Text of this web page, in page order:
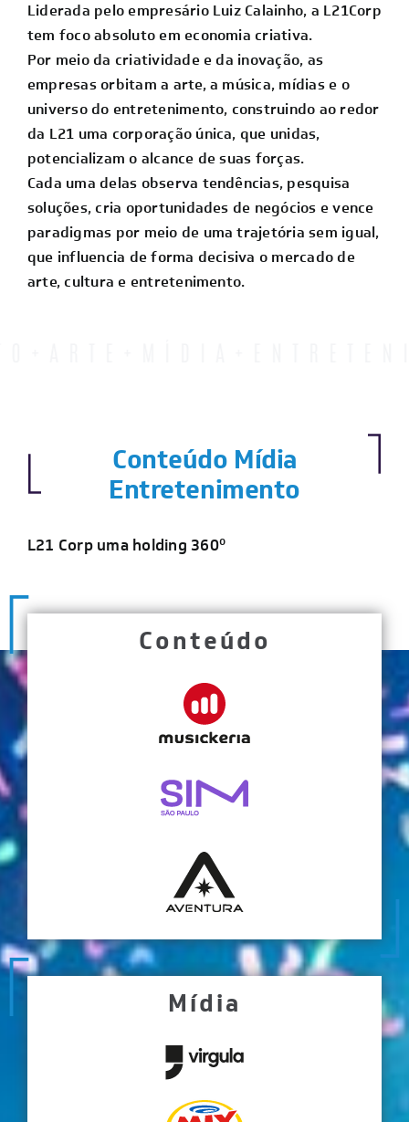
Liderada pelo empresário Luiz Calainho, a L21Corp
tem foco absoluto em economia criativa.
Por meio da criatividade e da inovação, as
empresas orbitam a arte, a música, mídias e o
universo do entretenimento, construindo ao redor
da L21 uma corporação única, que unidas,
potencializam o alcance de suas forças.
Cada uma delas observa tendências, pesquisa
soluções, cria oportunidades de negócios e vence
paradigmas por meio de uma trajetória sem igual,
que influencia de forma decisiva o mercado de
arte, cultura e entretenimento.
Conteúdo Mídia
Entretenimento
L21 Corp uma holding 360º
Conteúdo
Mídia